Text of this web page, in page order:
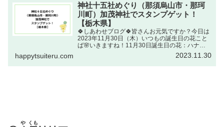
神社十五社めぐり（那須烏山市・那珂
川町）加茂神社でスタンプゲット！
【栃木県】
🍀しあわせブログ🍀皆さんお元気ですか？今日は
2023年11月30日（木）いつもの誕生日の花こと
ば🌸いきますね！11月30日誕生日の花：ハナカ
タバミ（花傍食・カタバミ科）花ことば：決して
あなたを捨てない出典元しゅってんもと：NHKラ
ジオ深夜便...
happytsuiteru.com 2023.11.30
や くも